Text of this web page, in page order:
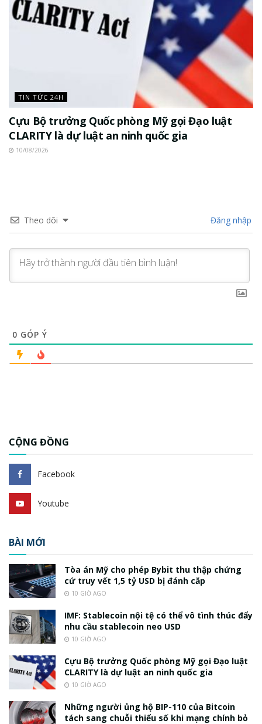
TIN TỨC 24H
Cựu Bộ trưởng Quốc phòng Mỹ gọi Đạo luật
CLARITY là dự luật an ninh quốc gia
10/08/2026
Theo dõi Đăng nhập
0 GÓP Ý
CỘNG ĐỒNG
Facebook
Youtube
BÀI MỚI
Tòa án Mỹ cho phép Bybit thu thập chứng
cứ truy vết 1,5 tỷ USD bị đánh cắp
10 GIỜ AGO
IMF: Stablecoin nội tệ có thể vô tình thúc đẩy
nhu cầu stablecoin neo USD
10 GIỜ AGO
Cựu Bộ trưởng Quốc phòng Mỹ gọi Đạo luật
CLARITY là dự luật an ninh quốc gia
10 GIỜ AGO
Những người ủng hộ BIP-110 của Bitcoin
tách sang chuỗi thiểu số khi mạng chính bỏ